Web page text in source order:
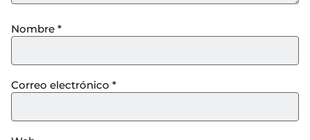
Nombre *
Correo electrónico *